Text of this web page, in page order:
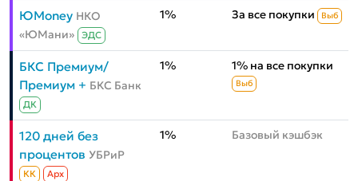
ЮMoney НКО
«ЮМани»
ЭДС
1% За все покупки Выб
БКС Премиум/
Премиум + БКС Банк
ДК
1% 1% на все покупки
Выб
120 дней без
процентов УБРиР
КК Aрх
1% Базовый кэшбэк